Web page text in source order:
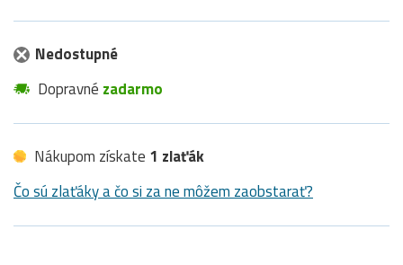
Nedostupné
Dopravné zadarmo
Nákupom získate 1 zlaťák
Čo sú zlaťáky a čo si za ne môžem zaobstarať?